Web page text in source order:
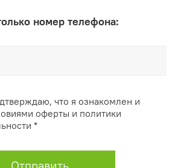
номер телефона:
что я ознакомлен и
оферты и политики
*